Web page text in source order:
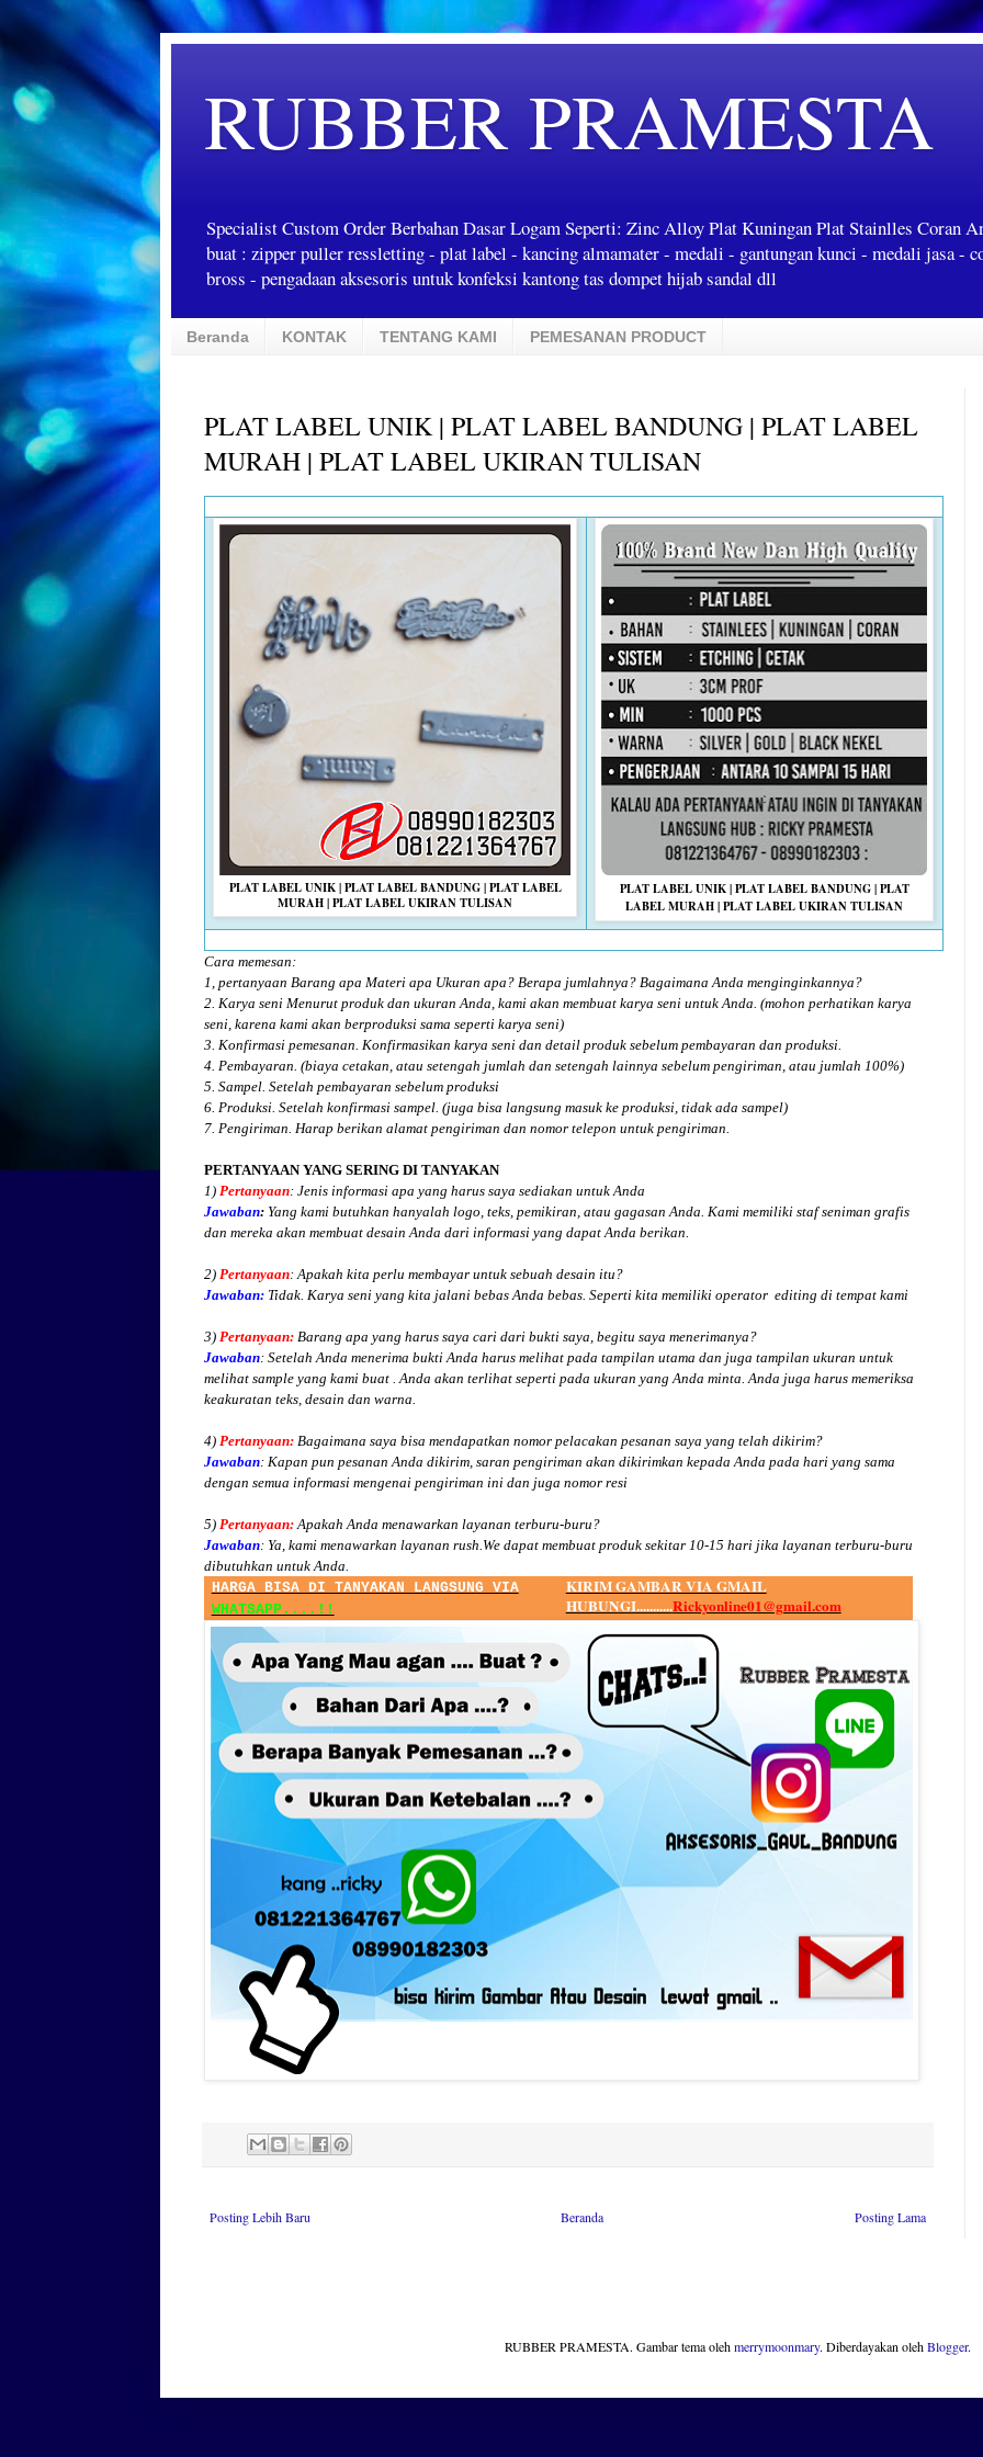
RUBBER PRAMESTA
Specialist Custom Order Berbahan Dasar Logam Seperti: Zinc Alloy Plat Kuningan Plat Stainlles Coran
buat : zipper puller ressletting - plat label - kancing almamater - medali - gantungan kunci - medali jasa -
bross - pengadaan aksesoris untuk konfeksi kantong tas dompet hijab sandal dll
Beranda KONTAK TENTANG KAMI PEMESANAN PRODUCT
PLAT LABEL UNIK | PLAT LABEL BANDUNG | PLAT LABEL
MURAH | PLAT LABEL UKIRAN TULISAN
PLAT LABEL UNIK | PLAT LABEL BANDUNG | PLAT LABEL
MURAH | PLAT LABEL UKIRAN TULISAN
PLAT LABEL UNIK | PLAT LABEL BANDUNG | PLAT
LABEL MURAH | PLAT LABEL UKIRAN TULISAN
Cara memesan:
1, pertanyaan Barang apa Materi apa Ukuran apa? Berapa jumlahnya? Bagaimana Anda menginginkannya?
2. Karya seni Menurut produk dan ukuran Anda, kami akan membuat karya seni untuk Anda. (mohon perhatikan karya
seni, karena kami akan berproduksi sama seperti karya seni)
3. Konfirmasi pemesanan. Konfirmasikan karya seni dan detail produk sebelum pembayaran dan produksi.
4. Pembayaran. (biaya cetakan, atau setengah jumlah dan setengah lainnya sebelum pengiriman, atau jumlah 100%)
5. Sampel. Setelah pembayaran sebelum produksi
6. Produksi. Setelah konfirmasi sampel. (juga bisa langsung masuk ke produksi, tidak ada sampel)
7. Pengiriman. Harap berikan alamat pengiriman dan nomor telepon untuk pengiriman.
PERTANYAAN YANG SERING DI TANYAKAN
1) Pertanyaan: Jenis informasi apa yang harus saya sediakan untuk Anda
Jawaban:Yang kami butuhkan hanyalah logo, teks, pemikiran, atau gagasan Anda. Kami memiliki staf seniman grafis
dan mereka akan membuat desain Anda dari informasi yang dapat Anda berikan.
2) Pertanyaan: Apakah kita perlu membayar untuk sebuah desain itu?
Jawaban:Tidak. Karya seni yang kita jalani bebas Anda bebas. Seperti kita memiliki operator editing di tempat kami
3) Pertanyaan:Barang apa yang harus saya cari dari bukti saya, begitu saya menerimanya?
Jawaban: Setelah Anda menerima bukti Anda harus melihat pada tampilan utama dan juga tampilan ukuran untuk
melihat sample yang kami buat . Anda akan terlihat seperti pada ukuran yang Anda minta. Anda juga harus memeriksa
keakuratan teks, desain dan warna.
4) Pertanyaan:Bagaimana saya bisa mendapatkan nomor pelacakan pesanan saya yang telah dikirim?
Jawaban: Kapan pun pesanan Anda dikirim, saran pengiriman akan dikirimkan kepada Anda pada hari yang sama
dengan semua informasi mengenai pengiriman ini dan juga nomor resi
5) Pertanyaan:Apakah Anda menawarkan layanan terburu-buru?
Jawaban: Ya, kami menawarkan layanan rush.We dapat membuat produk sekitar 10-15 hari jika layanan terburu-buru
dibutuhkan untuk Anda.
HARGA BISA DI TANYAKAN LANGSUNG VIA
WHATSAPP....!!
KIRIM GAMBAR VIA GMAIL
HUBUNGI...........Rickyonline01@gmail.com
Posting Lebih Baru Posting Lama
Beranda
RUBBER PRAMESTA. Gambar tema olehmerrymoonmary. Diberdayakan olehBlogger.